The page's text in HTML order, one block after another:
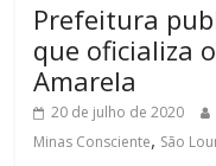
Prefeitura
que oficializa
Amarela
20 de julho de 2020
Minas Consciente, São